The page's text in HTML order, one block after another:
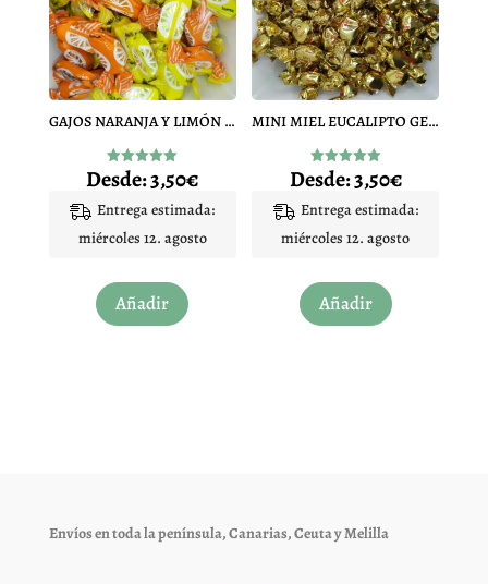
se
pueden
elegir
en
la
de
producto
se
pueden
elegir
en
la
de
producto
GAJOS NARANJA Y LIMÓN PIFARRÉ
Valorado
con
de 5
Desde:3,50€
Entrega estimada:
miércoles 12. agosto
Añadir
producto
elegir
MINI MIEL EUCALIPTO GERIO
Valorado
con
de 5
Desde:3,50€
Entrega estimada:
miércoles 12. agosto
Añadir
producto
Envíos en toda la península, Canarias, Ceuta y Melilla